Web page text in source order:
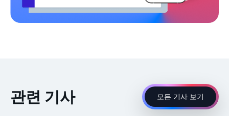
관련 기사 모든 기사 보기